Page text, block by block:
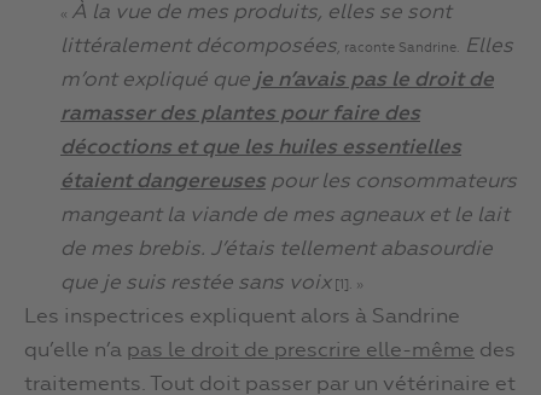
« À la vue de mes produits, elles se sont
littéralement décomposées, raconte Sandrine. Elles
m’ont expliqué que je n’avais pas le droit de
ramasser des plantes pour faire des
décoctions et que les huiles essentielles
étaient dangereuses pour les consommateurs
mangeant la viande de mes agneaux et le lait
de mes brebis. J’étais tellement abasourdie
que je suis restée sans voix[1]. »
Les inspectrices expliquent alors à Sandrine
qu’elle n’a pas le droit de prescrire elle-même des
traitements. Tout doit passer par un vétérinaire et